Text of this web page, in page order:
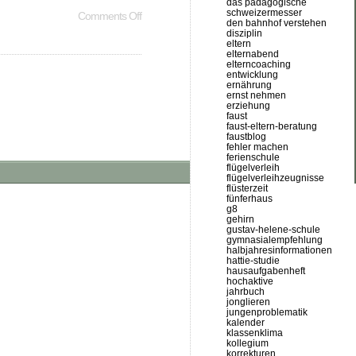
Comments Off
das pädagogische
schweizermesser
den bahnhof verstehen
disziplin
eltern
elternabend
elterncoaching
entwicklung
ernährung
ernst nehmen
erziehung
faust
faust-eltern-beratung
faustblog
fehler machen
ferienschule
flügelverleih
flügelverleihzeugnisse
flüsterzeit
fünferhaus
g8
gehirn
gustav-helene-schule
gymnasialempfehlung
halbjahresinformationen
hattie-studie
hausaufgabenheft
hochaktive
jahrbuch
jonglieren
jungenproblematik
kalender
klassenklima
kollegium
korrekturen